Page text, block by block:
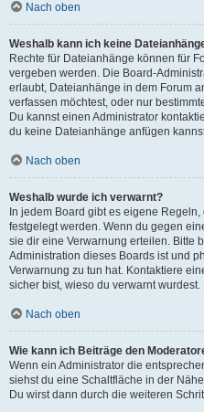
Nach oben
Weshalb kann ich keine
Rechte für Dateianhänge können für
vergeben werden. Die Board-
erlaubt, Dateianhänge in dem Forum
verfassen möchtest, oder nur
Du kannst einen Administrator
du keine Dateianhänge anfügen
Nach oben
Weshalb wurde ich verwarnt?
In jedem Board gibt es eigene
festgelegt werden. Wenn du gegen
sie dir eine Verwarnung erteilen. Bitte
Administration dieses Boards ist und
Verwarnung zu tun hat. Kontaktiere
sicher bist, wieso du verwarnt wurdest.
Nach oben
Wie kann ich Beiträge den
Wenn ein Administrator die
siehst du eine Schaltfläche in der
Du wirst dann durch die weiteren